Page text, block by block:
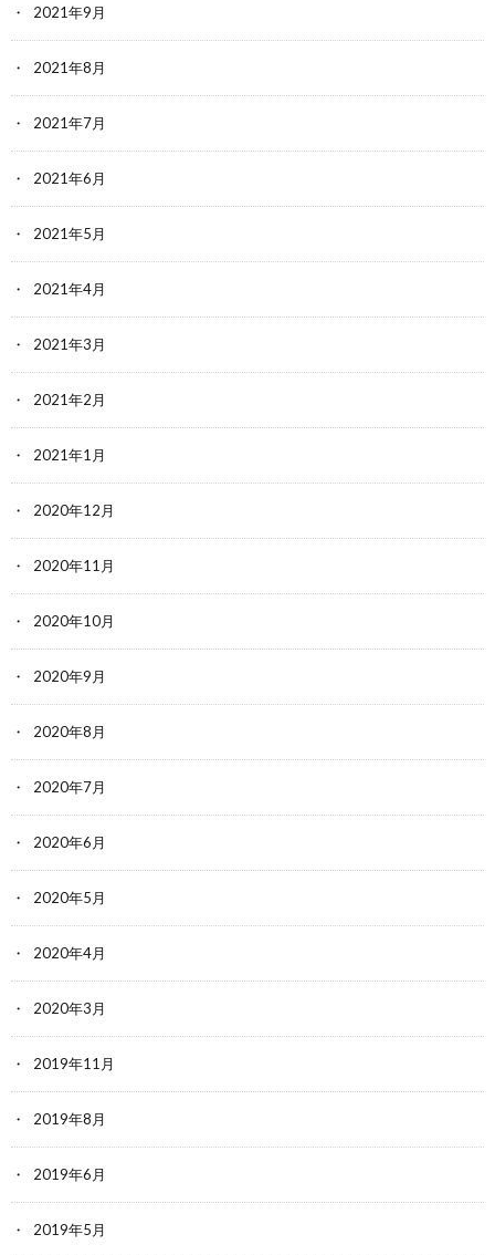
2021年9月
2021年8月
2021年7月
2021年6月
2021年5月
2021年4月
2021年3月
2021年2月
2021年1月
2020年12月
2020年11月
2020年10月
2020年9月
2020年8月
2020年7月
2020年6月
2020年5月
2020年4月
2020年3月
2019年11月
2019年8月
2019年6月
2019年5月